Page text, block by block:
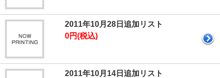
2011年10月28日追加リスト
0円(税込)
2011年10月14日追加リスト